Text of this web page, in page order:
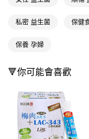
結帳頁面，進行簡訊認證並
２．訂單成立數日內，您將
ATM／網路銀行／等多元方
後付繳納相關費用。
是否繳費成功／繳費後需
客戶支援中心」https://
【注意事項】
１．透過由恩沛科技股份
易，需依本服務之必要範
付款後全家取貨
萊爾富取貨付款
每筆NT$65，滿
7-11取貨付款
每筆NT$65，滿NT$490(
私密 益生菌 保健
保養 孕婦
🔻你可能會喜歡